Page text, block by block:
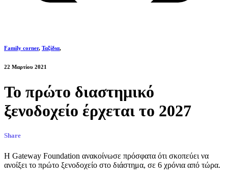
Family corner, Ταξίδια,
22 Μαρτίου 2021
Το πρώτο διαστημικό
ξενοδοχείο έρχεται το 2027
Share
Η Gateway Foundation ανακοίνωσε πρόσφατα ότι σκοπεύει να
ανοίξει το πρώτο ξενοδοχείο στο διάστημα, σε 6 χρόνια από τώρα.